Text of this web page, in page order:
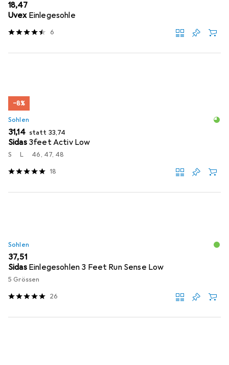
EUR
18,47
Uvex Einlegesohle
6
−8%
Sohlen
EUR
31,14 statt EUR
33,74
Sidas 3feet Activ Low
S L 46, 47, 48
18
Sohlen
EUR
37,51
Sidas Einlegesohlen 3 Feet Run Sense Low
5 Grössen
26